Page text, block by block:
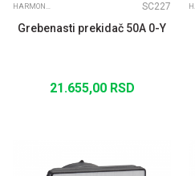
HARMONY K 30A-150A SC227
Grebenasti prekidač 50A 0-Y
21.655,00 RSD